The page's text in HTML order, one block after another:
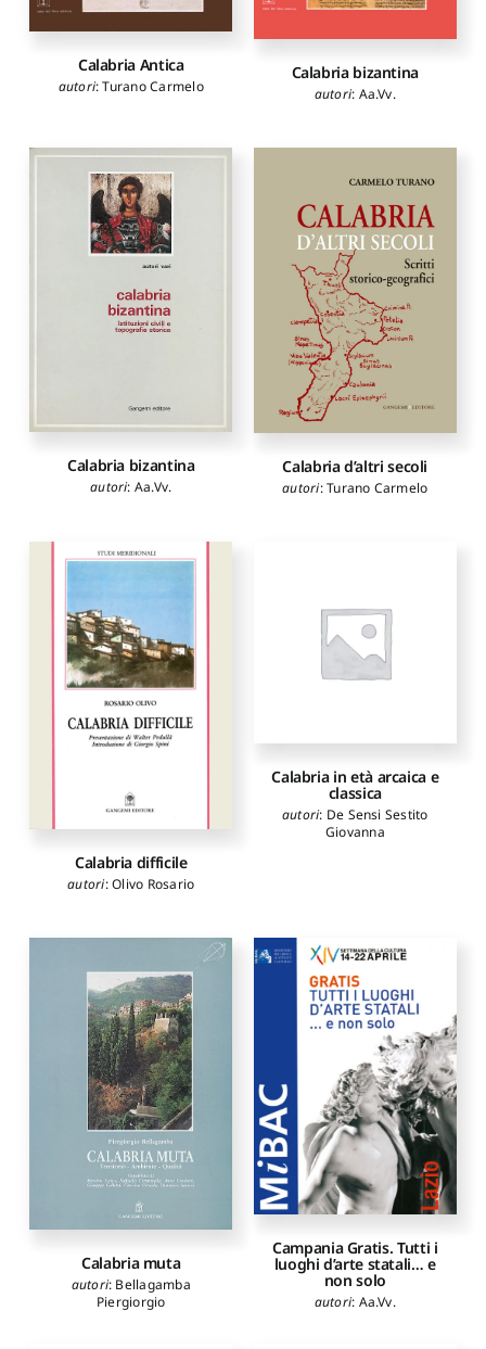
Calabria Antica
autori:Turano Carmelo
Calabria bizantina
autori: Aa.Vv.
Calabria bizantina
autori: Aa.Vv.
Calabria d’altri secoli
autori:Turano Carmelo
Calabria difficile
autori:Olivo Rosario
Calabria in età arcaica e
classica
autori: De Sensi Sestito
Giovanna
Calabria muta
autori: Bellagamba
Piergiorgio
Campania Gratis. Tutti i
luoghi d’arte statali… e
non solo
autori: Aa.Vv.